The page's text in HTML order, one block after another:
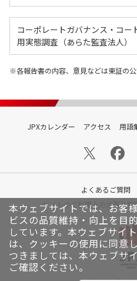
本ウェブサイトでは、お客
ビスの品質維持・向上を目
しています。 本ウェブサイ
は、クッキーの使用に同意
つきましては、本ウェブサ
ご確認ください。
コーポレートガバナンス・コー
用実態調査（あらた監査法人）
各報告書の内容、意見などは東証の
JPXカレンダー アクセス 用語
よくあるご質問
サイトのご利用上の注意と免